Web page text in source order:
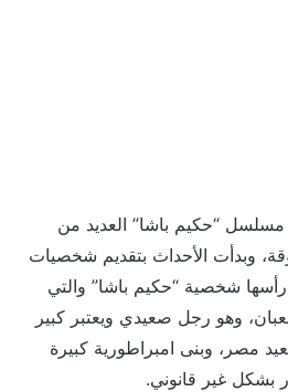
“حكيم باشا” العديد من
وبدأت الأحداث بتقديم شخصيات
شخصية “حكيم باشا” والتي
وهو رجل صعيدي ويعتبر كبير
مصر، وبنى امبراطورية كبيرة
بشكل غير قانوني.